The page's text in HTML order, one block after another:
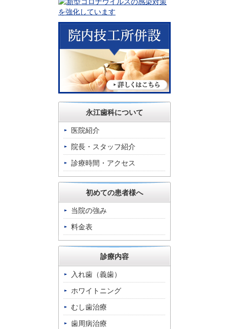
永江歯科について
医院紹介
院長・スタッフ紹介
診療時間・アクセス
初めての患者様へ
当院の強み
料金表
診療内容
入れ歯（義歯）
ホワイトニング
むし歯治療
歯周病治療